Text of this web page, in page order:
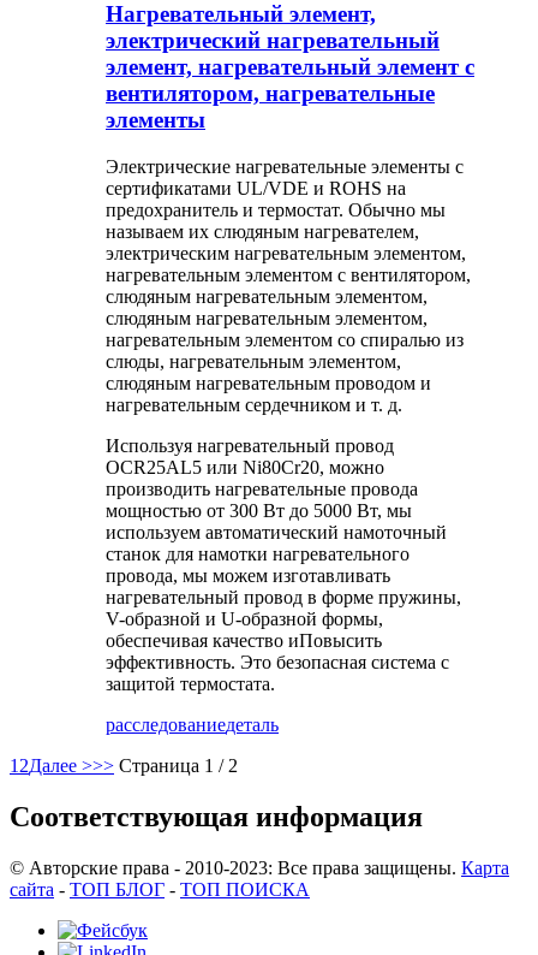
Нагревательный элемент,
электрический нагревательный
элемент, нагревательный элемент с
вентилятором, нагревательные
элементы
Электрические нагревательные элементы с
сертификатами UL/VDE и ROHS на
предохранитель и термостат. Обычно мы
называем их слюдяным нагревателем,
электрическим нагревательным элементом,
нагревательным элементом с вентилятором,
слюдяным нагревательным элементом,
слюдяным нагревательным элементом,
нагревательным элементом со спиралью из
слюды, нагревательным элементом,
слюдяным нагревательным проводом и
нагревательным сердечником и т. д.
Используя нагревательный провод
OCR25AL5 или Ni80Cr20, можно
производить нагревательные провода
мощностью от 300 Вт до 5000 Вт, мы
используем автоматический намоточный
станок для намотки нагревательного
провода, мы можем изготавливать
нагревательный провод в форме пружины,
V-образной и U-образной формы,
обеспечивая качество иПовысить
эффективность. Это безопасная система с
защитой термостата.
расследованиедеталь
1 2Далее >>> Страница 1 / 2
Соответствующая информация
© Авторские права - 2010-2023: Все права защищены. Карта
сайта - ТОП БЛОГ - ТОП ПОИСКА